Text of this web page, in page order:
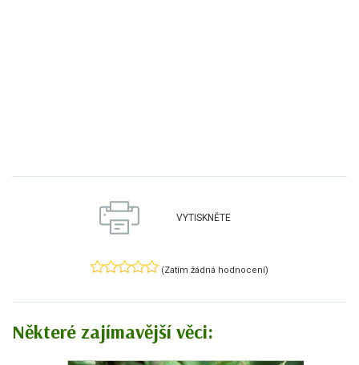
VYTISKNĚTE
(Zatím žádná hodnocení)
Některé zajímavější věci: